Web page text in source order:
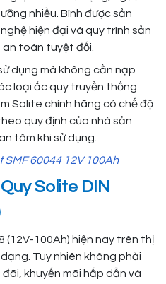
nhiều. Bình được sản
hiện đại và quy trình sản
toàn tuyệt đối.
dụng mà không cần nạp
loại ắc quy truyền thống.
Solite chính hãng có chế độ
quy định của nhà sản
tâm khi sử dụng.
SMF 60044 12V 100Ah
Solite DIN
(12V-100Ah) hiện nay trên thị
Tuy nhiên không phải
khuyến mãi hấp dẫn và